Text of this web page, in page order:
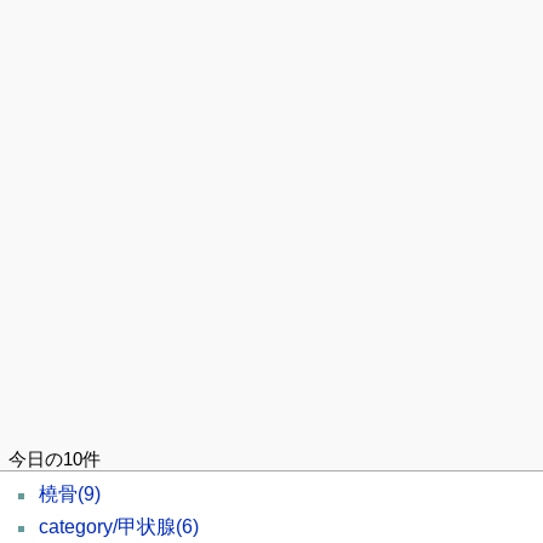
今日の10件
橈骨(9)
category/甲状腺(6)